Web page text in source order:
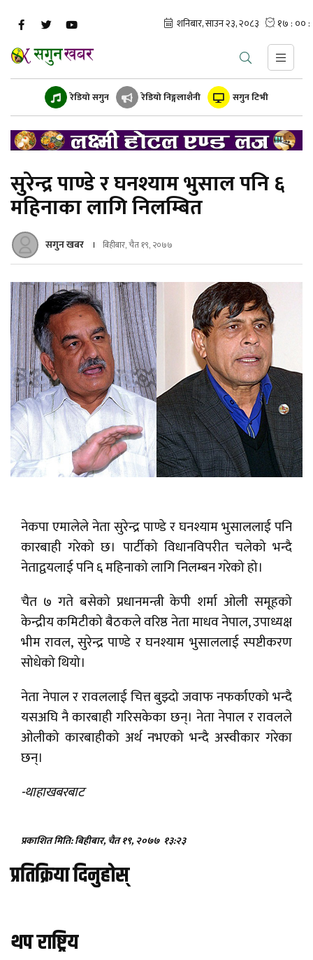
रेडियो सगुन रेडियो निङ्गलाशैनी सगुन टिभी
सुरेन्द्र पाण्डे र घनश्याम भुसाल पनि ६
महिनाका लागि निलम्बित
सगुन खबर बिहीबार, चैत १९, २०७७
नेकपा एमालेले नेता सुरेन्द्र पाण्डे र घनश्याम भुसाललाई पनि
कारबाही गरेको छ। पार्टीको विधानविपरीत चलेको भन्दै
नेताद्वयलाई पनि ६ महिनाको लागि निलम्बन गरेको हो।
चैत ७ गते बसेको प्रधानमन्त्री केपी शर्मा ओली समूहको
केन्द्रीय कमिटीको बैठकले वरिष्ठ नेता माधव नेपाल, उपाध्यक्ष
भीम रावल, सुरेन्द्र पाण्डे र घनश्याम भुसाललाई स्पष्टीकरण
सोधेको थियो।
नेता नेपाल र रावललाई चित्त बुझ्दो जवाफ नफर्काएको भन्दै
यसअघि नै कारबाही गरिसकेका छन्। नेता नेपाल र रावलले
ओलीको कारबाहीको अर्थ नभएको भन्दै अस्वीकार गरेका
छन्।
-थाहाखबरबाट
प्रकाशित मिति: बिहीबार, चैत १९, २०७७ १३:२३
प्रतिक्रिया दिनुहोस्
थप राष्ट्रिय